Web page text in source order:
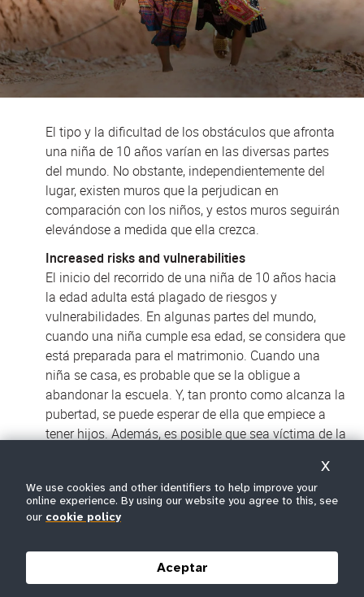
El tipo y la dificultad de los obstáculos que afronta
una niña de 10 años varían en las diversas partes
del mundo. No obstante, independientemente del
lugar, existen muros que la perjudican en
comparación con los niños, y estos muros seguirán
elevándose a medida que ella crezca.
Increased risks and vulnerabilities
El inicio del recorrido de una niña de 10 años hacia
la edad adulta está plagado de riesgos y
vulnerabilidades. En algunas partes del mundo,
cuando una niña cumple esa edad, se considera que
está preparada para el matrimonio. Cuando una
niña se casa, es probable que se la obligue a
abandonar la escuela. Y, tan pronto como alcanza la
pubertad, se puede esperar de ella que empiece a
tener hijos. Además, es posible que sea víctima de la
educación o autonomía, podría pasar el resto de su
vida sumida en la pobreza.
Impediments to health and well-being
atributos y los comportamientos que se desarrollan
y consolidan durante la adolescencia —que
We use cookies and other identifiers to help improve your
online experience. By using our website you agree to this, see
our cookie policy
Aceptar
X